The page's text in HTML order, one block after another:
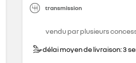
transmission
vendu par plusieurs
délai moyen de livraison: 3